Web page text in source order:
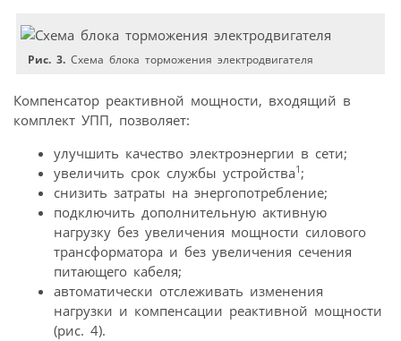
Рис. 3. Схема блока торможения электродвигателя
Компенсатор реактивной мощности, входящий в
комплект УПП, позволяет:
улучшить качество электроэнергии в сети;
увеличить срок службы устройства1 ;
снизить затраты на энергопотребление;
подключить дополнительную активную
нагрузку без увеличения мощности силового
трансформатора и без увеличения сечения
питающего кабеля;
автоматически отслеживать изменения
нагрузки и компенсации реактивной мощности
(рис. 4).